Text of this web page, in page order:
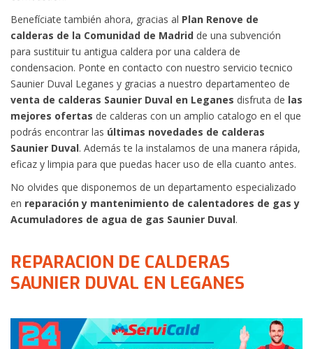
Benefíciate también ahora, gracias al Plan Renove de
calderas de la Comunidad de Madrid de una subvención
para sustituir tu antigua caldera por una caldera de
condensacion. Ponte en contacto con nuestro servicio tecnico
Saunier Duval Leganes y gracias a nuestro departamenteo de
venta de calderas Saunier Duval en Leganes disfruta de las
mejores ofertas de calderas con un amplio catalogo en el que
podrás encontrar las últimas novedades de calderas
Saunier Duval. Además te la instalamos de una manera rápida,
eficaz y limpia para que puedas hacer uso de ella cuanto antes.
No olvides que disponemos de un departamento especializado
en reparación y mantenimiento de calentadores de gas y
Acumuladores de agua de gas Saunier Duval.
REPARACION DE CALDERAS
SAUNIER DUVAL EN LEGANES